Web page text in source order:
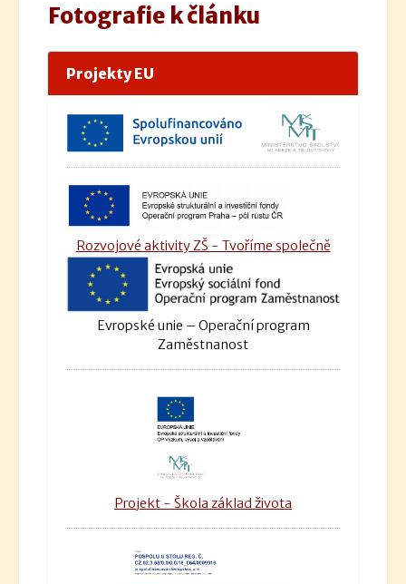
Fotografie k článku
Projekty EU
Rozvojové aktivity ZŠ - Tvoříme společně
Evropské unie – Operační program
Zaměstnanost
Projekt - Škola základ života